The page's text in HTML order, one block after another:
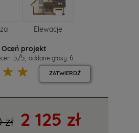
Elewacje
Oceń projekt
5/5 oddane głosy: 6
☆
☆ ZATWIERDŹ
2 125 zł